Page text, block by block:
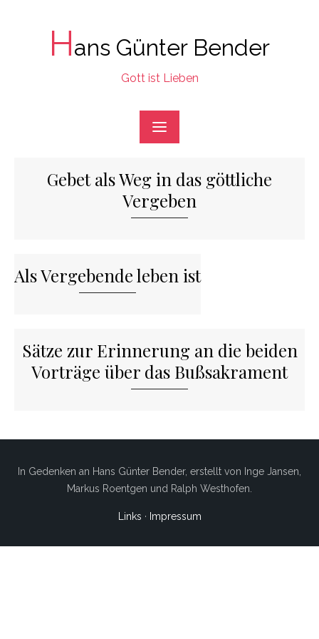
Hans Günter Bender
Gott ist Lieben
Gebet als Weg in das göttliche
Vergeben
Als Vergebende leben ist
Sätze zur Erinnerung an die beiden
Vorträge über das Bußsakrament
In Gedenken an Hans Günter Bender, erstellt von Inge Jansen,
Markus Roentgen und Ralph Westhofen.
Links · Impressum